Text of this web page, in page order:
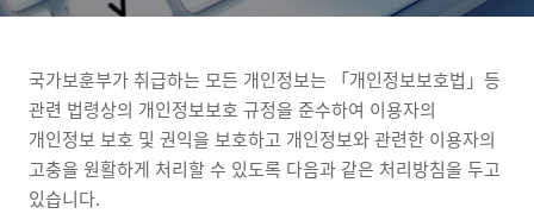
국가보훈부가 취급하는 모든 개인정보는 「개인정보보호법」등
관련 법령상의 개인정보보호 규정을 준수하여 이용자의
개인정보 보호 및 권익을 보호하고 개인정보와 관련한 이용자의
고충을 원활하게 처리할 수 있도록 다음과 같은 처리방침을 두고
있습니다.